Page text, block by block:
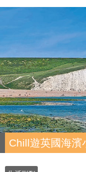
Chill遊英國海濱